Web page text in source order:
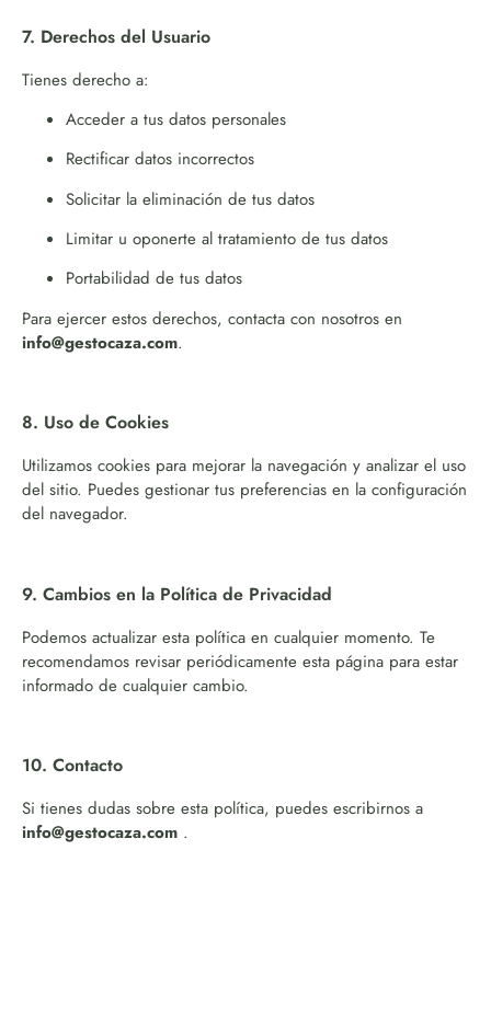
7. Derechos del Usuario
Tienes derecho a:
Acceder a tus datos personales
Rectificar datos incorrectos
Solicitar la eliminación de tus datos
Limitar u oponerte al tratamiento de tus datos
Portabilidad de tus datos
Para ejercer estos derechos, contacta con nosotros en
info@gestocaza.com.
8. Uso de Cookies
Utilizamos cookies para mejorar la navegación y analizar el uso
del sitio. Puedes gestionar tus preferencias en la configuración
del navegador.
9. Cambios en la Política de Privacidad
Podemos actualizar esta política en cualquier momento. Te
recomendamos revisar periódicamente esta página para estar
informado de cualquier cambio.
10. Contacto
Si tienes dudas sobre esta política, puedes escribirnos a
info@gestocaza.com .